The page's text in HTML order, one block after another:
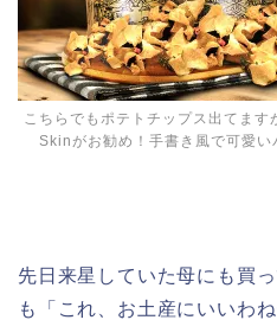
こちらでもポテトチップス出てます
Skinがお勧め！手書き風で可愛い
先日来星していた母にも買
も「これ、お土産にいいわ